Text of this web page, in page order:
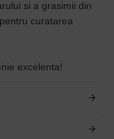
si a grasimii din
curatarea
excelenta!